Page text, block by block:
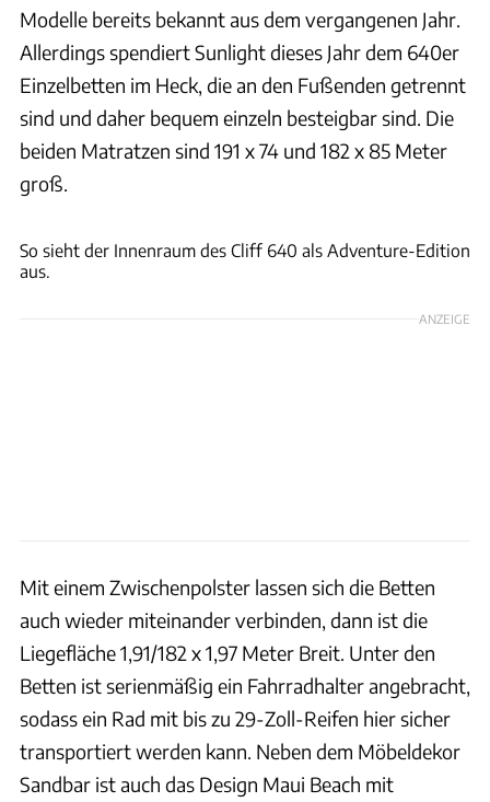
Modelle bereits bekannt aus dem vergangenen Jahr.
Allerdings spendiert Sunlight dieses Jahr dem 640er
Einzelbetten im Heck, die an den Fußenden getrennt
sind und daher bequem einzeln besteigbar sind. Die
beiden Matratzen sind 191 x 74 und 182 x 85 Meter
groß.
So sieht der Innenraum des Cliff 640 als Adventure-Edition
aus.
ANZEIGE
Mit einem Zwischenpolster lassen sich die Betten
auch wieder miteinander verbinden, dann ist die
Liegefläche 1,91/182 x 1,97 Meter Breit. Unter den
Betten ist serienmäßig ein Fahrradhalter angebracht,
sodass ein Rad mit bis zu 29-Zoll-Reifen hier sicher
transportiert werden kann. Neben dem Möbeldekor
Sandbar ist auch das Design Maui Beach mit